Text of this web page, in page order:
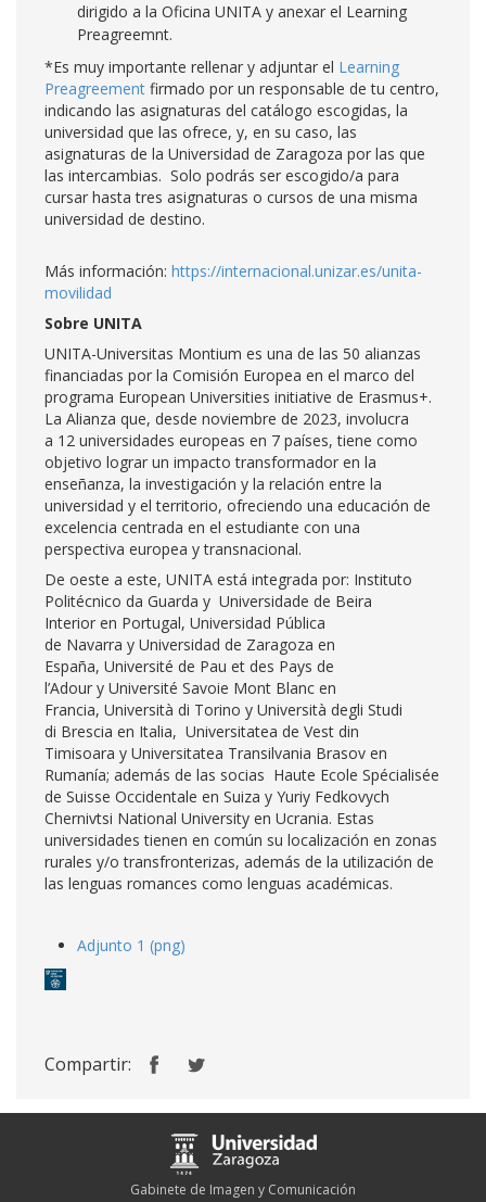
dirigido a la Oficina UNITA y anexar el Learning
Preagreemnt.
*Es muy importante rellenar y adjuntar el Learning
Preagreement firmado por un responsable de tu centro,
indicando las asignaturas del catálogo escogidas, la
universidad que las ofrece, y, en su caso, las
asignaturas de la Universidad de Zaragoza por las que
las intercambias. Solo podrás ser escogido/a para
cursar hasta tres asignaturas o cursos de una misma
universidad de destino.
Más información: https://internacional.unizar.es/unita-
movilidad
Sobre UNITA
UNITA-Universitas Montium es una de las 50 alianzas
financiadas por la Comisión Europea en el marco del
programa European Universities initiative de Erasmus+.
La Alianza que, desde noviembre de 2023, involucra
a 12 universidades europeas en 7 países, tiene como
objetivo lograr un impacto transformador en la
enseñanza, la investigación y la relación entre la
universidad y el territorio, ofreciendo una educación de
excelencia centrada en el estudiante con una
perspectiva europea y transnacional.
De oeste a este, UNITA está integrada por: Instituto
Politécnico da Guarda y Universidade de Beira
Interior en Portugal, Universidad Pública
de Navarra y Universidad de Zaragoza en
España, Université de Pau et des Pays de
l’Adour y Université Savoie Mont Blanc en
Francia, Università di Torino y Università degli Studi
di Brescia en Italia, Universitatea de Vest din
Timisoara y Universitatea Transilvania Brasov en
Rumanía; además de las socias Haute Ecole Spécialisée
de Suisse Occidentale en Suiza y Yuriy Fedkovych
Chernivtsi National University en Ucrania. Estas
universidades tienen en común su localización en zonas
rurales y/o transfronterizas, además de la utilización de
las lenguas romances como lenguas académicas.
Adjunto 1 (png)
Compartir:
Gabinete de Imagen y Comunicación